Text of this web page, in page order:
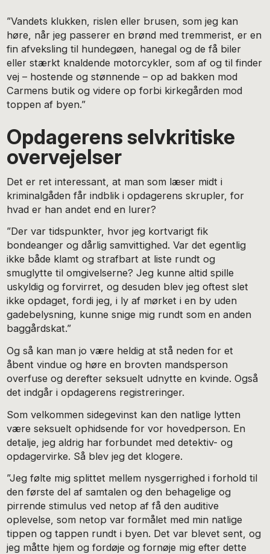
”Vandets klukken, rislen eller brusen, som jeg kan
høre, når jeg passerer en brønd med tremmerist, er en
fin afveksling til hundegøen, hanegal og de få biler
eller stærkt knaldende motorcykler, som af og til finder
vej – hostende og stønnende – op ad bakken mod
Carmens butik og videre op forbi kirkegården mod
toppen af byen.”
Opdagerens selvkritiske
overvejelser
Det er ret interessant, at man som læser midt i
kriminalgåden får indblik i opdagerens skrupler, for
hvad er han andet end en lurer?
”Der var tidspunkter, hvor jeg kortvarigt fik
bondeanger og dårlig samvittighed. Var det egentlig
ikke både klamt og strafbart at liste rundt og
smuglytte til omgivelserne? Jeg kunne altid spille
uskyldig og forvirret, og desuden blev jeg oftest slet
ikke opdaget, fordi jeg, i ly af mørket i en by uden
gadebelysning, kunne snige mig rundt som en anden
baggårdskat.”
Og så kan man jo være heldig at stå neden for et
åbent vindue og høre en brovten mandsperson
overfuse og derefter seksuelt udnytte en kvinde. Også
det indgår i opdagerens registreringer.
Som velkommen sidegevinst kan den natlige lytten
være seksuelt ophidsende for vor hovedperson. En
detalje, jeg aldrig har forbundet med detektiv- og
opdagervirke. Så blev jeg det klogere.
”Jeg følte mig splittet mellem nysgerrighed i forhold til
den første del af samtalen og den behagelige og
pirrende stimulus ved netop af få den auditive
oplevelse, som netop var formålet med min natlige
tippen og tappen rundt i byen. Det var blevet sent, og
jeg måtte hjem og fordøje og fornøje mig efter dette